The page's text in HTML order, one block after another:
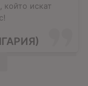
който искат